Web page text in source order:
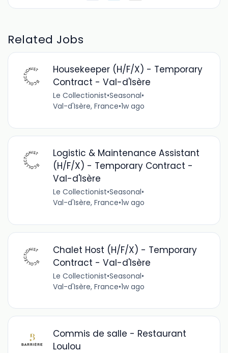
Related Jobs
Housekeeper (H/F/X) - Temporary
Contract - Val-d'Isère
Le Collectionist•Seasonal•
Val-d'Isère, France•1w ago
Logistic & Maintenance Assistant
(H/F/X) - Temporary Contract -
Val-d'Isère
Le Collectionist•Seasonal•
Val-d'Isère, France•1w ago
Chalet Host (H/F/X) - Temporary
Contract - Val-d'Isère
Le Collectionist•Seasonal•
Val-d'Isère, France•1w ago
Commis de salle - Restaurant
Loulou